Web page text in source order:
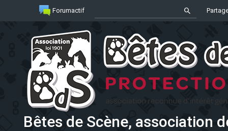
Forumactif
Bêtes de Scène, association